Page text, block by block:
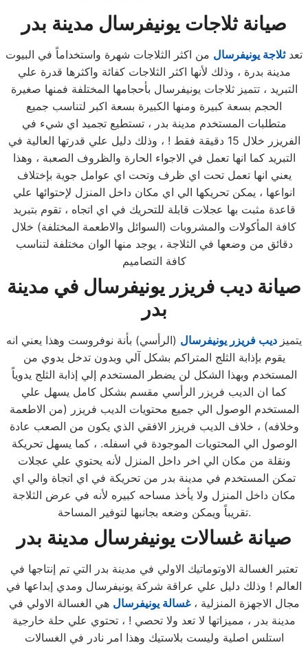
صيانة ثلاجات يونيفرسال مدينة بدر
تعدثلاجة يونيفرسال من اكثر الثلاجات شهرة واستخداماً في البيوت
مدينة بدرة ، وذلك لأنها اكثر الثلاجات كفائة واكثرها قدرة علي
التبريد ، تتميز ثلاجات يونيفرسال بأحجامها المختلفة فمنها صغيرة
الحجم بسعة كبيرة ومنها الكبيرة بسعة اكبر لتناسب جميع
متطلبات المستخدم مدينة بدر ، تستطيع تجميد اي شيء في
الفريزر خلال 15 دقيقة فقط ! ، وذلك دليل علي قدرتها العالية في
التبريد كما انها تعمل في الاجواء الحارة والظروف الصعبة ، وهذا
يعني انها تعمل تحت اي ظرف وتحت اي عوامل جوية بإختلاف
انواعها ، يمكن تحريكها الي اي مكان داخل المنزل لإحتوائها علي
قاعدة مثبت بها عجلات قابلة للتحريك في اي اتجاه ، تقوم بتبريد
كافة المأكولات والمشروبات (السوائل والاطعمة المختلفة) خلال
دقائق من وضعها في الثلاجة ، يوجد منها الوان مختلفة لتناسب
كافة التصاميم
صيانة ديب فريزر يونيفرسال في مدينة
بدر
يتميز ديب فريزر يونيفرسال (الرأسي) بأنة نوفروست وهذا يعني انه
يقوم بإذابة الثلج المتراكم بشكل آلي وبدون تدخل يدوي من
المستخدم وبهذا الشكل لن يضطر المستخدم إلي إذابة الثلج يدوياً
كما ان الديب فريزر الرأسي مقسم بشكل كامل يسهل علي
المستخدم الوصول الي جميع محتويات الديب فريزر (من الاطعمة
وخلافه) ، خلاف الديب فريزر الافقي الذي يكون من الصعب عادة
الوصول الي المحتويات الموجودة في اسفله. ، كما يسهل تحريكة
ونقلة من مكان الي اخر داخل المنزل لأنه يحتوي علي عجلات
تمكن المستخدم في مدينة بدر من تحريكة في اي اتجاة والي اي
مكان داخل المنزل ولا يأخذ مساحه كبيره لأنه في عرض الثلاجة
تقريباً ويمكن وضعه بجانبها لتوفير المساحة.
صيانة غسالات يونيفرسال مدينة بدر
تعتبر الغسالة الاوتوماتيك الاولي في مدينة بدر التي تم إنتاجها في
العالم ! وذلك دليل علي عراقة شركة يونيفرسال ومدي إبداعها في
مجال الاجهزة المنزلية ،غسالة يونيفرسال هي الغسالة الاولي في
مدينة بدر ، مميزاتها لا تعد ولا تحصي ! ، تحتوي علي حلة خارجية
استلس اصلية وليست بلاستيك وهذا امر نادر في الغسالات